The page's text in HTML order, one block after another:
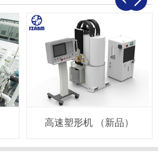
高速塑形机 （新品）